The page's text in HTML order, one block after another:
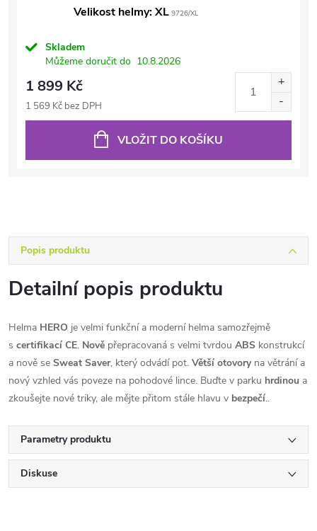
Velikost helmy: XL 9726/XL
Skladem
Můžeme doručit do 10.8.2026
1 899 Kč
1 569 Kč bez DPH
VLOŽIT DO KOŠÍKU
Popis produktu
Detailní popis produktu
Helma HERO je velmi funkční a moderní helma samozřejmě
s certifikací CE. Nově přepracovaná s velmi tvrdou ABS konstrukcí
a nově se Sweat Saver, který odvádí pot. Větší otovoryna větrání a
nový vzhled vás poveze na pohodové lince. Buďte v parku hrdinou a
zkoušejte nové triky, ale mějte přitom stále hlavu v bezpečí..
Parametry produktu
Diskuse